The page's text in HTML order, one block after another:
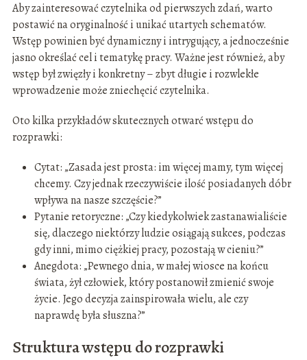
Aby zainteresować czytelnika od pierwszych zdań, warto
postawić na oryginalność i unikać utartych schematów.
Wstęp powinien być dynamiczny i intrygujący, a jednocześnie
jasno określać cel i tematykę pracy. Ważne jest również, aby
wstęp był zwięzły i konkretny – zbyt długie i rozwlekłe
wprowadzenie może zniechęcić czytelnika.
Oto kilka przykładów skutecznych otwarć wstępu do
rozprawki:
Cytat: „Zasada jest prosta: im więcej mamy, tym więcej
chcemy. Czy jednak rzeczywiście ilość posiadanych dóbr
wpływa na nasze szczęście?”
Pytanie retoryczne: „Czy kiedykolwiek zastanawialiście
się, dlaczego niektórzy ludzie osiągają sukces, podczas
gdy inni, mimo ciężkiej pracy, pozostają w cieniu?”
Anegdota: „Pewnego dnia, w małej wiosce na końcu
świata, żył człowiek, który postanowił zmienić swoje
życie. Jego decyzja zainspirowała wielu, ale czy
naprawdę była słuszna?”
Struktura wstępu do rozprawki